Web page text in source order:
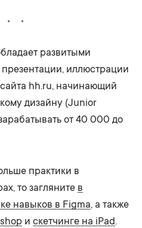
развитыми
иллюстрации
hh.ru, начинающий
дизайну (Junior
от 40 000 до
практики в
то загляните в
навыков в Figma, а также
и скетчинге на iPad.